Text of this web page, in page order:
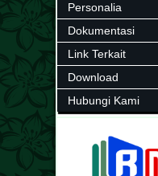
Personalia
Dokumentasi
Link Terkait
Download
Hubungi Kami